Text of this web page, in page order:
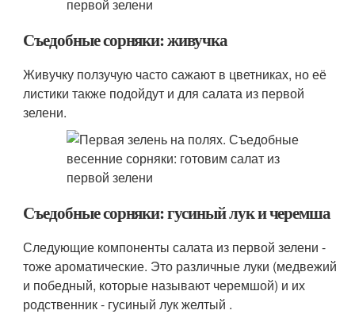
Съедобные сорняки: живучка
Живучку ползучую часто сажают в цветниках, но её
листики также подойдут и для салата из первой
зелени.
Съедобные сорняки: гусиный лук и черемша
Следующие компоненты салата из первой зелени -
тоже ароматические. Это различные луки (медвежий
и победный, которые называют черемшой) и их
родственник - гусиный лук желтый .